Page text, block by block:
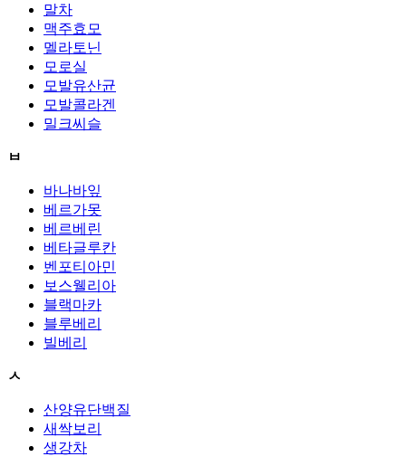
말차
맥주효모
멜라토닌
모로실
모발유산균
모발콜라겐
밀크씨슬
ㅂ
바나바잎
베르가못
베르베린
베타글루칸
벤포티아민
보스웰리아
블랙마카
블루베리
빌베리
ㅅ
산양유단백질
새싹보리
생강차